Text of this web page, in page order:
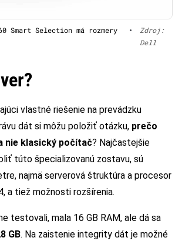
Smart Selection má rozmery
•
Zdroj:
Dell
vlastné riešenie na prevádzku
dát si môžu položiť otázku, prečo
nie klasický počítač? Najčastejšie
túto špecializovanú zostavu, sú
najmä serverová štruktúra a procesor
a tiež možnosti rozšírenia.
testovali, mala 16 GB RAM, ale dá sa
GB. Na zaistenie integrity dát je možné